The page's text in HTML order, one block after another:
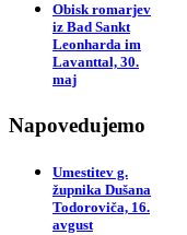
Obisk romarjev
iz Bad Sankt
Leonharda im
Lavanttal, 30.
maj
Napovedujemo
Umestitev g.
župnika Dušana
Todoroviča, 16.
avgust